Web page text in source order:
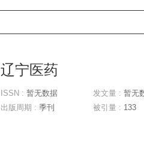
辽宁医药
ISSN : 暂无数据
出版周期 : 季刊
发文量 : 暂无
被引量 : 133